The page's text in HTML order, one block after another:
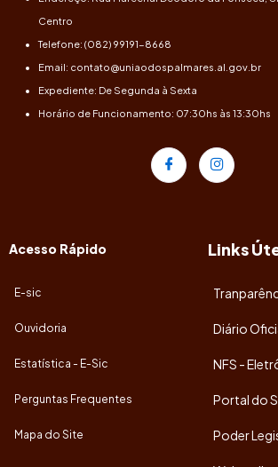
Centro
Telefone: (082) 99191-8668
Email: contato@uniaodospalmares.al.gov.br
Expediente: De Segunda à Sexta
Horário de Funcionamento: 07:30hs às 13:30hs
Acesso Rápido
E-sic
Ouvidoria
Estatística - E-Sic
Perguntas Frequentes
Mapa do Site
Links
Diário
NFS -
Portal do
Poder